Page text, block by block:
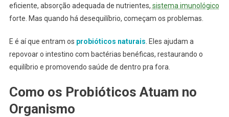
eficiente, absorção adequada de nutrientes, sistema imunológico
forte. Mas quando há desequilíbrio, começam os problemas.
E é aí que entram os probióticos naturais . Eles ajudam a
repovoar o intestino com bactérias benéficas, restaurando o
equilíbrio e promovendo saúde de dentro pra fora.
Como os Probióticos Atuam no
Organismo